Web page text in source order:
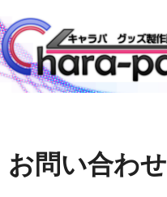
お問い合わせ